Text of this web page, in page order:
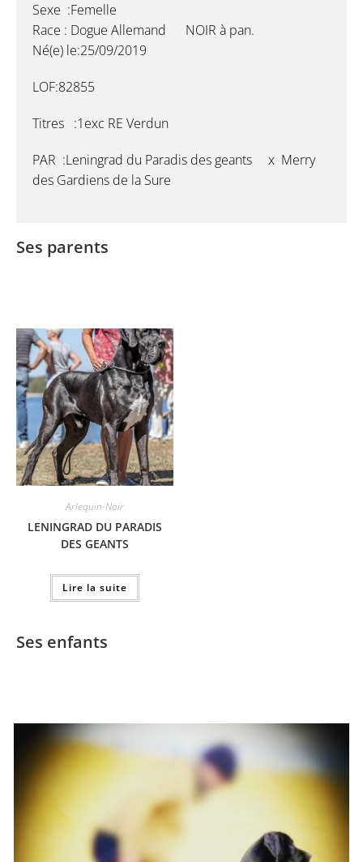
Sexe :Femelle
Race : Dogue Allemand NOIR à pan.
Né(e) le:25/09/2019
LOF:82855
Titres :1exc RE Verdun
PAR :Leningrad du Paradis des geants x Merry
des Gardiens de la Sure
Ses parents
Arlequin-Noir
LENINGRAD DU PARADIS
DES GEANTS
Lire la suite
Ses enfants